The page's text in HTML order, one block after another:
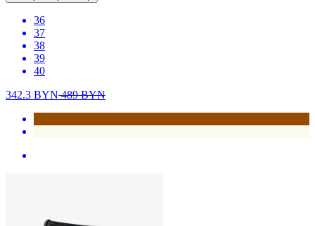
36
37
38
39
40
342.3 BYN489BYN